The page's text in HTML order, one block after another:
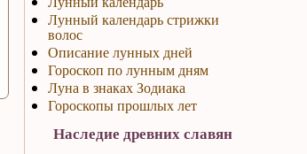
Лунный календарь стрижки
волос
Описание лунных дней
Гороскоп по лунным дням
Луна в знаках Зодиака
Гороскопы прошлых лет
Наследие древних славян